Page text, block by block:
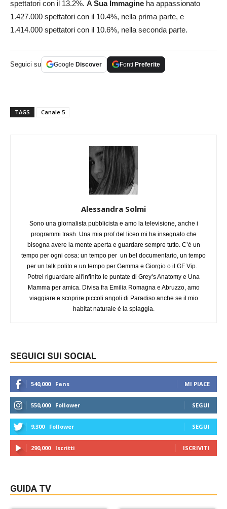
spettatori con il 13.2%. A Sua Immagine ha appassionato
1.427.000 spettatori con il 10.4%, nella prima parte, e
1.414.000 spettatori con il 10.6%, nella seconda parte.
Seguici su Google Discover Fonti Preferite
TAGS Canale 5
Alessandra Solmi
Sono una giornalista pubblicista e amo la televisione, anche i
programmi trash. Una mia prof del liceo mi ha insegnato che
bisogna avere la mente aperta e guardare sempre tutto. C’è un
tempo per ogni cosa: un tempo per un bel documentario, un tempo
per un talk polito e un tempo per Gemma e Giorgio o il GF Vip.
Potrei riguardare all'infinito le puntate di Grey’s Anatomy e Una
Mamma per amica. Divisa fra Emilia Romagna e Abruzzo, amo
viaggiare e scoprire piccoli angoli di Paradiso anche se il mio
habitat naturale è la spiaggia.
SEGUICI SUI SOCIAL
540,000 Fans MI PIACE
550,000 Follower SEGUI
9,300 Follower SEGUI
290,000 Iscritti ISCRIVITI
GUIDA TV